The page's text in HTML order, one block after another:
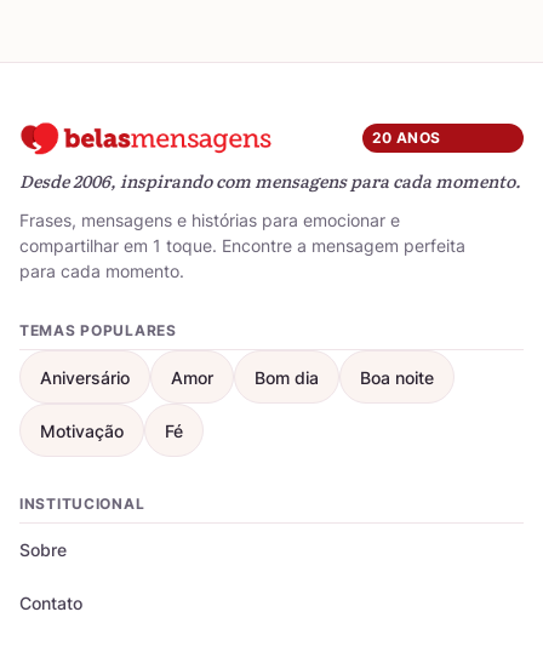
20 ANOS
Desde 2006, inspirando com mensagens para cada momento.
Frases, mensagens e histórias para emocionar e
compartilhar em 1 toque. Encontre a mensagem perfeita
para cada momento.
TEMAS POPULARES
Aniversário Amor Bom dia Boa noite
Motivação Fé
INSTITUCIONAL
Sobre
Contato